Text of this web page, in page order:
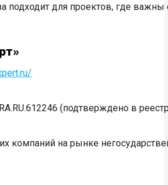
подходит для проектов, где
RA.RU.612246 (подтверждено в
компаний на рынке